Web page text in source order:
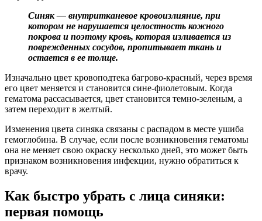
Синяк — внутритканевое кровоизлияние, при
котором не нарушается целостность кожного
покрова и поэтому кровь, которая изливается из
поврежденных сосудов, пропитывает ткань и
остается в ее толще.
Изначально цвет кровоподтека багрово-красный, через время
его цвет меняется и становится сине-фиолетовым. Когда
гематома рассасывается, цвет становится темно-зеленым, а
затем переходит в желтый.
Изменения цвета синяка связаны с распадом в месте ушиба
гемоглобина. В случае, если после возникновения гематомы
она не меняет свою окраску несколько дней, это может быть
признаком возникновения инфекции, нужно обратиться к
врачу.
Как быстро убрать с лица синяки:
первая помощь